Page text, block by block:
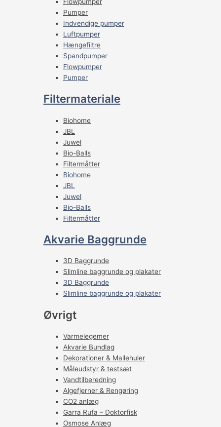
Pumper
Indvendige pumper
Luftpumper
Hængefiltre
Spandpumper
Flowpumper
Pumper
Filtermateriale
Biohome
JBL
Juwel
Bio-Balls
Filtermåtter
Biohome
JBL
Juwel
Bio-Balls
Filtermåtter
Akvarie Baggrunde
3D Baggrunde
Slimline baggrunde og plakater
3D Baggrunde
Slimline baggrunde og plakater
Øvrigt
Varmelegemer
Akvarie Bundlag
Dekorationer & Mallehuler
Måleudstyr & testsæt
Vandtilberedning
Algefjerner & Rengøring
CO2 anlæg
Garra Rufa – Doktorfisk
Osmose Anlæg